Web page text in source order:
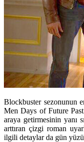
Blockbuster
Men Days of Future
araya getirmesinin yanı
arttıran çizgi roman
ilgili detaylar da gün